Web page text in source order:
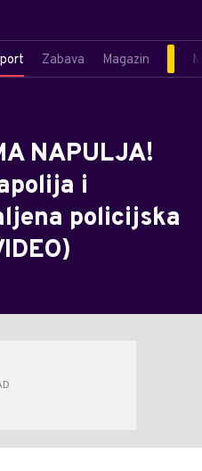
Zabava Magazin
NAPULJA!
i
policijska